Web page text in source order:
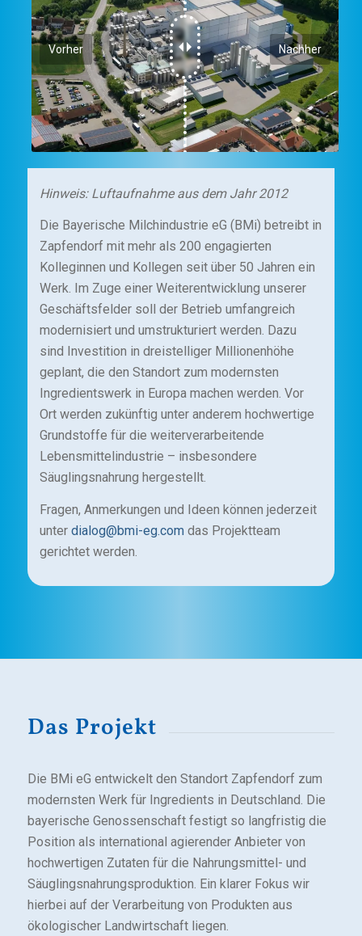
Vorher Nachher
Hinweis: Luftaufnahme aus dem Jahr 2012
Die Bayerische Milchindustrie eG (BMi) betreibt in
Zapfendorf mit mehr als 200 engagierten
Kolleginnen und Kollegen seit über 50 Jahren ein
Werk. Im Zuge einer Weiterentwicklung unserer
Geschäftsfelder soll der Betrieb umfangreich
modernisiert und umstrukturiert werden. Dazu
sind Investition in dreistelliger Millionenhöhe
geplant, die den Standort zum modernsten
Ingredientswerk in Europa machen werden. Vor
Ort werden zukünftig unter anderem hochwertige
Grundstoffe für die weiterverarbeitende
Lebensmittelindustrie – insbesondere
Säuglingsnahrung hergestellt.
Fragen, Anmerkungen und Ideen können jederzeit
unter dialog@bmi-eg.comdas Projektteam
gerichtet werden.
Das Projekt
Die BMi eG entwickelt den Standort Zapfendorf zum
modernsten Werk für Ingredients in Deutschland. Die
bayerische Genossenschaft festigt so langfristig die
Position als international agierender Anbieter von
hochwertigen Zutaten für die Nahrungsmittel- und
Säuglingsnahrungsproduktion. Ein klarer Fokus wir
hierbei auf der Verarbeitung von Produkten aus
ökologischer Landwirtschaft liegen.